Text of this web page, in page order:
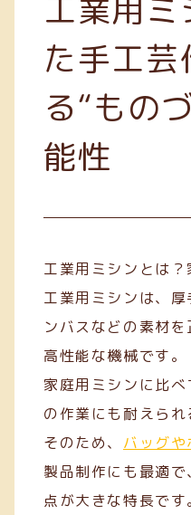
工業用ミ
た手工
る“もの
能性
工業用ミシンとは
工業用ミシンは、
ンバスなどの素材
高性能な機械です。
家庭用ミシンに比
の作業にも耐えられ
そのため、 バッグ
製品制作にも最適
点が大きな特長です